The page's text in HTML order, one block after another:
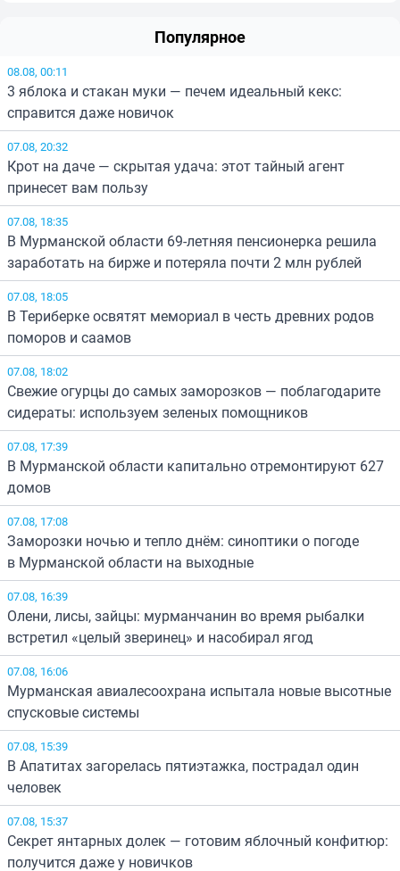
Популярное
08.08, 00:11
3 яблока и стакан муки — печем идеальный кекс:
справится даже новичок
07.08, 20:32
Крот на даче — скрытая удача: этот тайный агент
принесет вам пользу
07.08, 18:35
В Мурманской области 69-летняя пенсионерка решила
заработать на бирже и потеряла почти 2 млн рублей
07.08, 18:05
В Териберке освятят мемориал в честь древних родов
поморов и саамов
07.08, 18:02
Свежие огурцы до самых заморозков — поблагодарите
сидераты: используем зеленых помощников
07.08, 17:39
В Мурманской области капитально отремонтируют 627
домов
07.08, 17:08
Заморозки ночью и тепло днём: синоптики о погоде
в Мурманской области на выходные
07.08, 16:39
Олени, лисы, зайцы: мурманчанин во время рыбалки
встретил «целый зверинец» и насобирал ягод
07.08, 16:06
Мурманская авиалесоохрана испытала новые высотные
спусковые системы
07.08, 15:39
В Апатитах загорелась пятиэтажка, пострадал один
человек
07.08, 15:37
Секрет янтарных долек — готовим яблочный конфитюр:
получится даже у новичков